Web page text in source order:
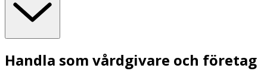
Handla som vårdgivare och företag